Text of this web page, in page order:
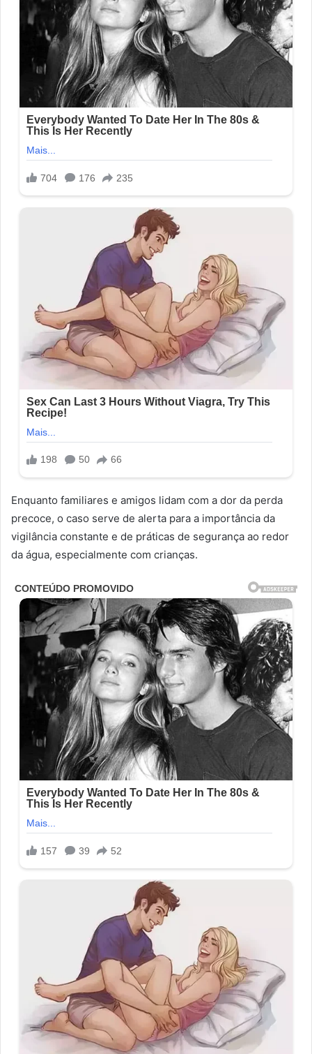
Enquanto familiares e amigos lidam com a dor da perda
precoce, o caso serve de alerta para a importância da
vigilância constante e de práticas de segurança ao redor
da água, especialmente com crianças.